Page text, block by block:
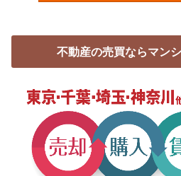
不動産の売買ならマン